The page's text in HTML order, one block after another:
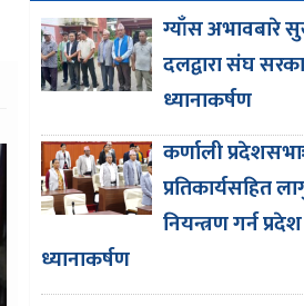
ग्याँस अभावबारे
दलद्वारा संघ
ध्यानाकर्षण
कर्णाली
प्रतिकार्यसहित
नियन्त्रण गर्न
ध्यानाकर्षण